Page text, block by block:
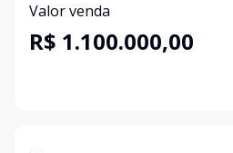
Valor venda
R$ 1.100.000,00